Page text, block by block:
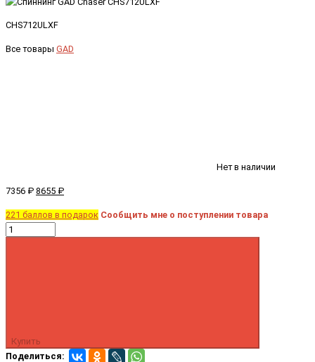
CHS712ULXF
Все товары GAD
Нет в наличии
7356 ₽ 8655 ₽
221 баллов в подарок Сообщить мне о поступлении товара
Купить
Поделиться: